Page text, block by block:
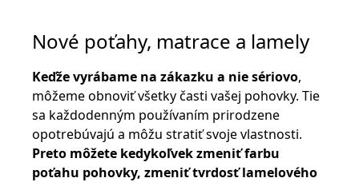
Nové poťahy, matrace a lamely
Keďže vyrábame na zákazku a nie sériovo,
môžeme obnoviť všetky časti vašej pohovky. Tie
sa každodenným používaním prirodzene
opotrebúvajú a môžu stratiť svoje vlastnosti.
Preto môžete kedykoľvek zmeniť farbu
poťahu pohovky, zmeniť tvrdosť lamelového